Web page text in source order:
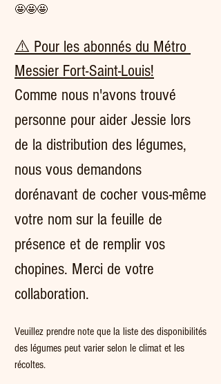
🤩🤩🤩
⚠️ Pour les abonnés du Métro
Messier Fort-Saint-Louis!
Comme nous n'avons trouvé
personne pour aider Jessie lors
de la distribution des légumes,
nous vous demandons
dorénavant de cocher vous-même
votre nom sur la feuille de
présence et de remplir vos
chopines. Merci de votre
collaboration.
Veuillez prendre note que la liste des disponibilités
des légumes peut varier selon le climat et les
récoltes.